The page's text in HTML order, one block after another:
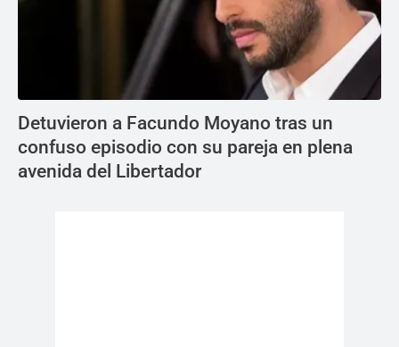
Detuvieron a Facundo Moyano tras un
confuso episodio con su pareja en plena
avenida del Libertador